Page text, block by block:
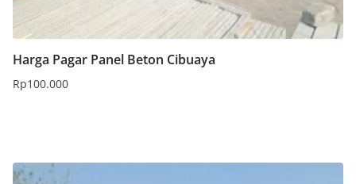
Harga Pagar Panel Beton Cibuaya
Rp100.000